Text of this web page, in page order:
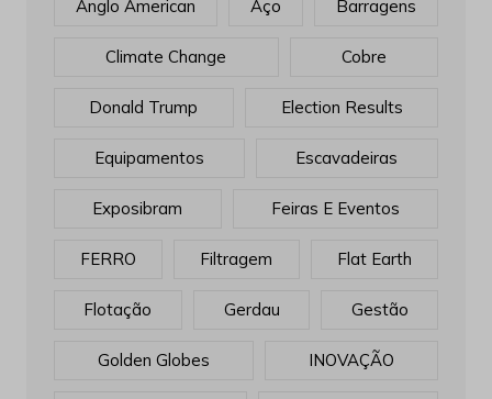
Anglo American Aço Barragens
Climate Change Cobre
Donald Trump Election Results
Equipamentos Escavadeiras
Exposibram Feiras E Eventos
FERRO Filtragem Flat Earth
Flotação Gerdau Gestão
Golden Globes INOVAÇÃO